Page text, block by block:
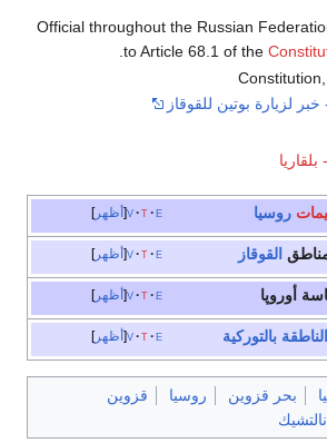
Official throughout the Russian
to Article 68.1 of the
.
بوتين للقوقاز
أظهر
أظهر
أظهر
أظهر
روسيا
قزوين